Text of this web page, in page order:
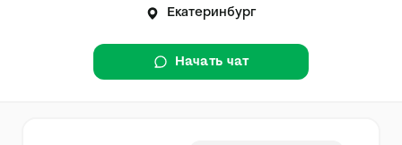
Екатеринбург
Начать чат